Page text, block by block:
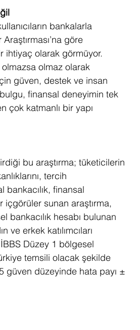
bankalarla
göre
ihtiyaç olarak görmüyor.
olmazsa olmaz olarak
güven, destek ve insan
finansal deneyimin tek
çok katmanlı bir yapı
bu araştırma; tüketicilerin
tercih
bankacılık, finansal
içgörüler sunan araştırma,
bankacılık hesabı bulunan
ve erkek katılımcıları
Düzey 1 bölgesel
temsili olacak şekilde
güven düzeyinde hata payı ±